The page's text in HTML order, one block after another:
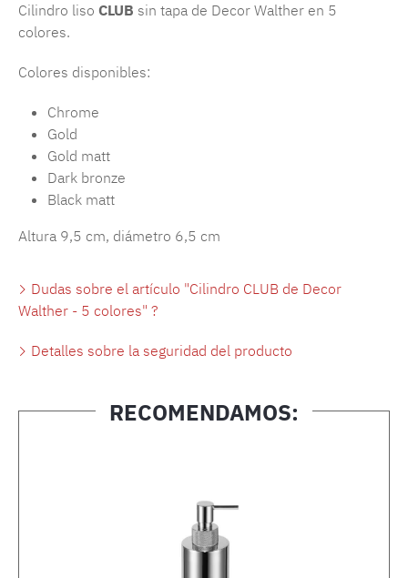
Cilindro liso CLUB sin tapa de Decor Walther en 5
colores.
Colores disponibles:
Chrome
Gold
Gold matt
Dark bronze
Black matt
Altura 9,5 cm, diámetro 6,5 cm
Dudas sobre el artículo "Cilindro CLUB de Decor
Walther - 5 colores" ?
Detalles sobre la seguridad del producto
RECOMENDAMOS: